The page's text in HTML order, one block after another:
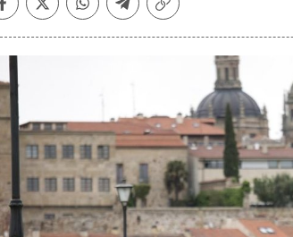
Facebook
TwitterWhatsapp
Telegram
Copiar